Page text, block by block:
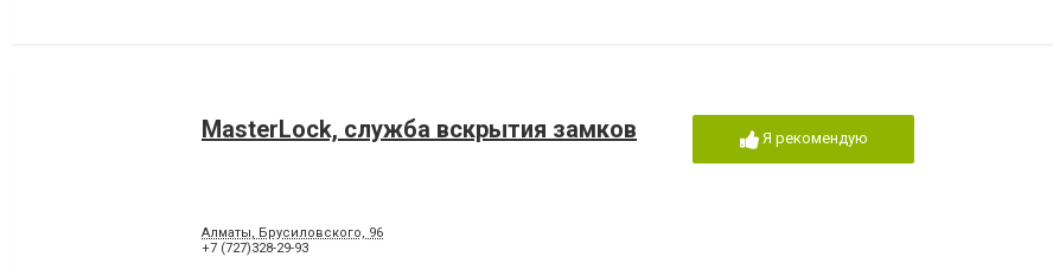
MasterLock, служба вскрытия замков
Алматы, Брусиловского, 96
+7 (727)328-29-93
Я рекомендую